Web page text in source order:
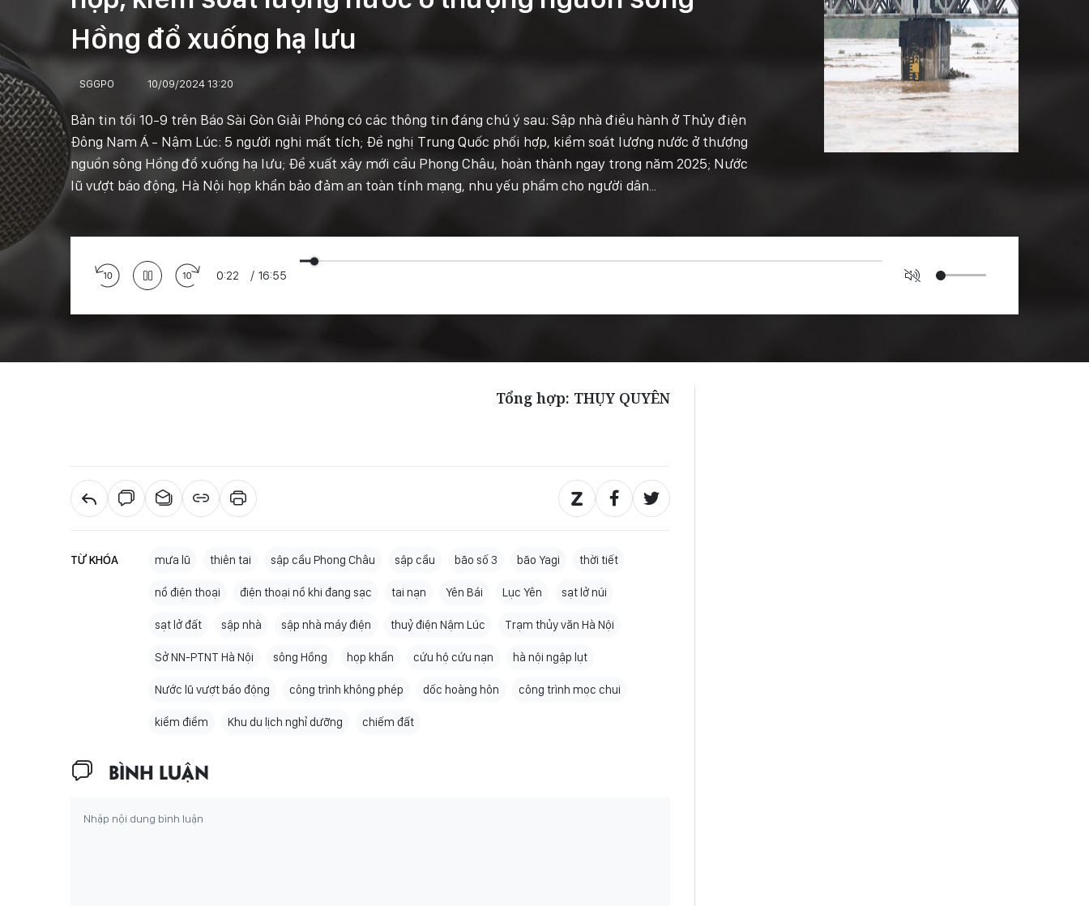
Hồng đổ xuống hạ lưu
SGGPO 10/09/2024 13:20
Bản tin tối 10-9 trên Báo Sài Gòn Giải Phóng có các thông tin đáng chú ý sau: Sập nhà điều hành ở Thủy điện
Đông Nam Á - Nậm Lúc: 5 người nghi mất tích; Đề nghị Trung Quốc phối hợp, kiểm soát lượng nước ở thượng
nguồn sông Hồng đổ xuống hạ lưu; Đề xuất xây mới cầu Phong Châu, hoàn thành ngay trong năm 2025; Nước
lũ vượt báo động, Hà Nội họp khẩn bảo đảm an toàn tính mạng, nhu yếu phẩm cho người dân...
0:24 / 16:55
Tổng hợp: THỤY QUYÊN
TỪ KHÓA mưa lũ thiên tai sập cầu Phong Châu sập cầu bão số 3 bão Yagi thời tiết
nổ điện thoại điện thoại nổ khi đang sạc tai nạn Yên Bái Lục Yên sạt lở núi
sạt lở đất sập nhà sập nhà máy điện thuỷ điện Nậm Lúc Trạm thủy văn Hà Nội
Sở NN-PTNT Hà Nội sông Hồng họp khẩn cứu hộ cứu nạn hà nội ngập lụt
Nước lũ vượt báo động công trình không phép dốc hoàng hôn công trình mọc chui
kiểm điểm Khu du lịch nghỉ dưỡng chiếm đất
BÌNH LUẬN